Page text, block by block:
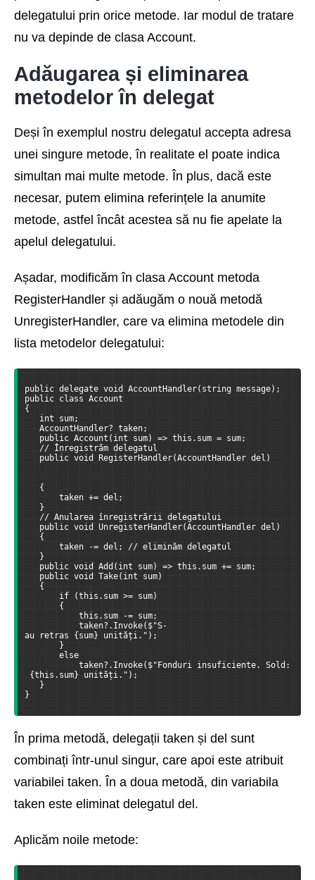
delegatului prin orice metode. Iar modul de tratare
nu va depinde de clasa Account.
Adăugarea și eliminarea
metodelor în delegat
Deși în exemplul nostru delegatul accepta adresa
unei singure metode, în realitate el poate indica
simultan mai multe metode. În plus, dacă este
necesar, putem elimina referințele la anumite
metode, astfel încât acestea să nu fie apelate la
apelul delegatului.
Așadar, modificăm în clasa Account metoda
RegisterHandler și adăugăm o nouă metodă
UnregisterHandler, care va elimina metodele din
lista metodelor delegatului:
public delegate void AccountHandler(string message);
public class Account
{
int sum;
AccountHandler? taken;
public Account(int sum) => this.sum = sum;
// Înregistrăm delegatul
public void RegisterHandler(AccountHandler del)
{
taken += del;
}
// Anularea înregistrării delegatului
public void UnregisterHandler(AccountHandler del)
{
taken -= del; // eliminăm delegatul
}
public void Add(int sum) => this.sum += sum;
public void Take(int sum)
{
if (this.sum >= sum)
{
this.sum -= sum;
taken?.Invoke($"S-
au retras {sum} unități.");
}
else
taken?.Invoke($"Fonduri insuficiente. Sold:
{this.sum} unități.");
}
}
În prima metodă, delegații taken și del sunt
combinați într-unul singur, care apoi este atribuit
variabilei taken. În a doua metodă, din variabila
taken este eliminat delegatul del.
Aplicăm noile metode: